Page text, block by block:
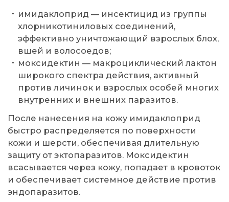
имидаклоприд — инсектицид из группы
хлорникотиниловых соединений,
эффективно уничтожающий взрослых блох,
вшей и волосоедов;
моксидектин — макроциклический лактон
широкого спектра действия, активный
против личинок и взрослых особей многих
внутренних и внешних паразитов.
После нанесения на кожу имидаклоприд
быстро распределяется по поверхности
кожи и шерсти, обеспечивая длительную
защиту от эктопаразитов. Моксидектин
всасывается через кожу, попадает в кровоток
и обеспечивает системное действие против
эндопаразитов.